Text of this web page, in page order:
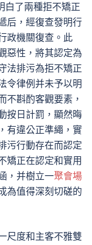
白了兩種拒不矯正
后，經復查發明行
政機關復查。此
惡性，將其認定為
法排污為拒不矯正
令律例并未予以明
不斟酌客觀要素，
按日計罰，顯然晦
有違公正準繩，實
污行動存在而認定
矯正在認定和實用
，并樹立一聚會場
為值得深刻切磋的
尺度和主客不雅雙